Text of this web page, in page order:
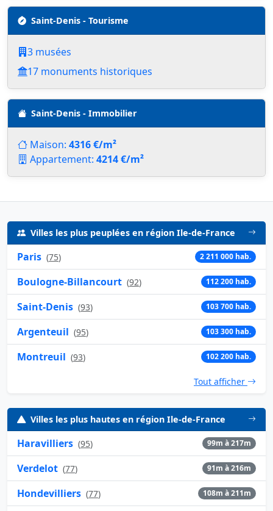
Saint-Denis - Tourisme
3 musées
17 monuments historiques
Saint-Denis - Immobilier
Maison: 4316 €/m²
Appartement: 4214 €/m²
Villes les plus peuplées en région Ile-de-France
Paris (75) 2 211 000 hab.
Boulogne-Billancourt (92) 112 200 hab.
Saint-Denis (93) 103 700 hab.
Argenteuil (95) 103 300 hab.
Montreuil (93) 102 200 hab.
Tout afficher
Villes les plus hautes en région Ile-de-France
Haravilliers (95) 99m à 217m
Verdelot (77) 91m à 216m
Hondevilliers (77) 108m à 211m